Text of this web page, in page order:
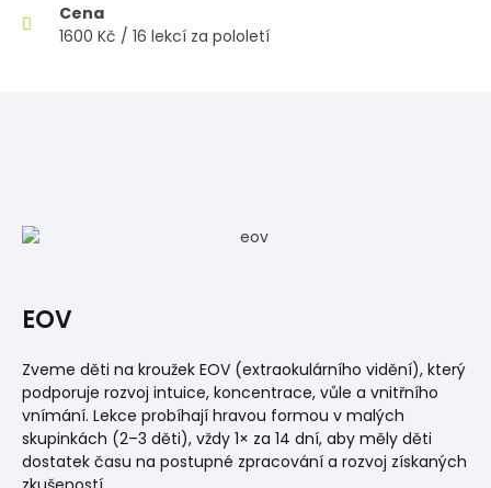
Cena
1600 Kč / 16 lekcí za pololetí
EOV
Zveme děti na kroužek EOV (extraokulárního vidění), který
podporuje rozvoj intuice, koncentrace, vůle a vnitřního
vnímání. Lekce probíhají hravou formou v malých
skupinkách (2–3 děti), vždy 1× za 14 dní, aby měly děti
dostatek času na postupné zpracování a rozvoj získaných